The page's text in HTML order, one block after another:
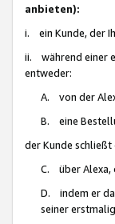
anbieten):
i. ein Kunde, der
ii. während einer
entweder:
A. von der
B. eine
der Kunde
C. über Alexa,
D. indem er
seiner